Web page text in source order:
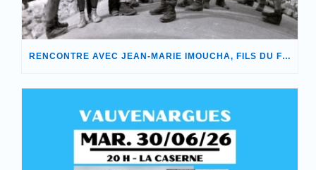
RENCONTRE AVEC JEAN-MARIE IMOUCHA, FILS DU FONDATEUR DE NOTRE ASSOCIATION